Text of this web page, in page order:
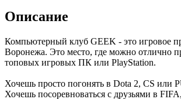
Описание
Компьютерный клуб GEEK - это игровое
Воронежа. Это место, где можно отлично
топовых игровых ПК или PlayStation.
Хочешь просто погонять в Dota 2, CS или
Хочешь посоревноваться с друзьями в